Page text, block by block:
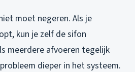
moet negeren. Als je
kun je zelf de sifon
meerdere afvoeren tegelijk
dieper in het systeem.